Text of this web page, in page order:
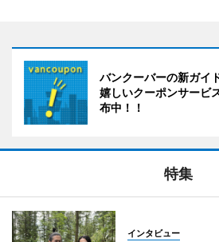
バンクーバーの新ガイ
嬉しいクーポンサービ
布中！！
特集
インタビュー